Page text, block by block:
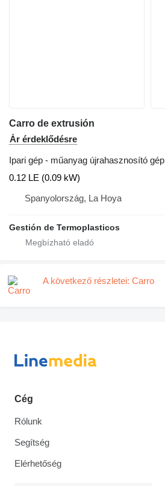
Carro de extrusión
Ár érdeklődésre
Ipari gép - műanyag újrahasznosító gép
0.12 LE (0.09 kW)
Spanyolország, La Hoya
Gestión de Termoplasticos
A következő részletei: Carro
Cég
Rólunk
Segítség
Elérhetőség